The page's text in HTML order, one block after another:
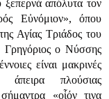
ξεπερνά απόλυτα τον
Εὐνόμιον», όπου
Αγίας Τριάδος του
Γρηγόριος ο Νύσσης
είναι μακρινές
άπειρα πλούσιας
«οἷόν τινα